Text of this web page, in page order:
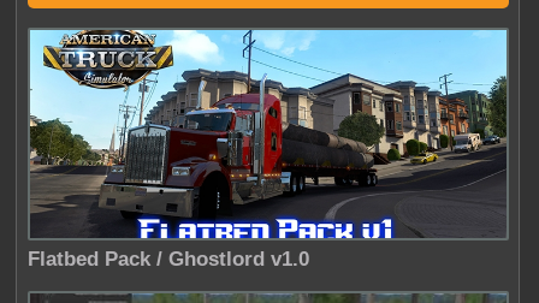
Flatbed Pack / Ghostlord v1.0